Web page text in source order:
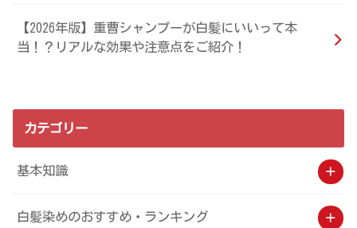
【2026年版】重曹シャンプーが白髪にいいって本
当！？リアルな効果や注意点をご紹介！
カテゴリー
基本知識
白髪染めのおすすめ・ランキング